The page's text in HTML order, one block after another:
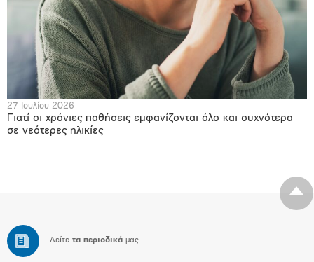
27 Ιουλίου 2026
Γιατί οι χρόνιες παθήσεις εμφανίζονται όλο και συχνότερα
σε νεότερες ηλικίες
Δείτε τα περιοδικά μας